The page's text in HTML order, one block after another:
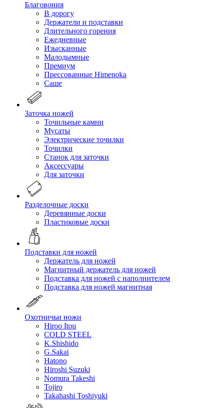
Благовония
В дорогу
Держатели и подставки
Длительного горения
Ежедневные
Изысканные
Малодымные
Премиум
Прессованные Himenoka
Саше
Заточка ножей
Точильные камни
Мусаты
Электрические точилки
Точилки
Станок для заточки
Аксессуары
Для заточки
Разделочные доски
Деревянные доски
Пластиковые доски
Подставки для ножей
Держатель для ножей
Магнитный держатель для ножей
Подставка для ножей с наполнителем
Подставка для ножей магнитная
Охотничьи ножи
Hiroo Itou
COLD STEEL
K.Shishido
G.Sakai
Hatono
Hiroshi Suzuki
Nomura Takeshi
Tojiro
Takahashi Toshiyuki